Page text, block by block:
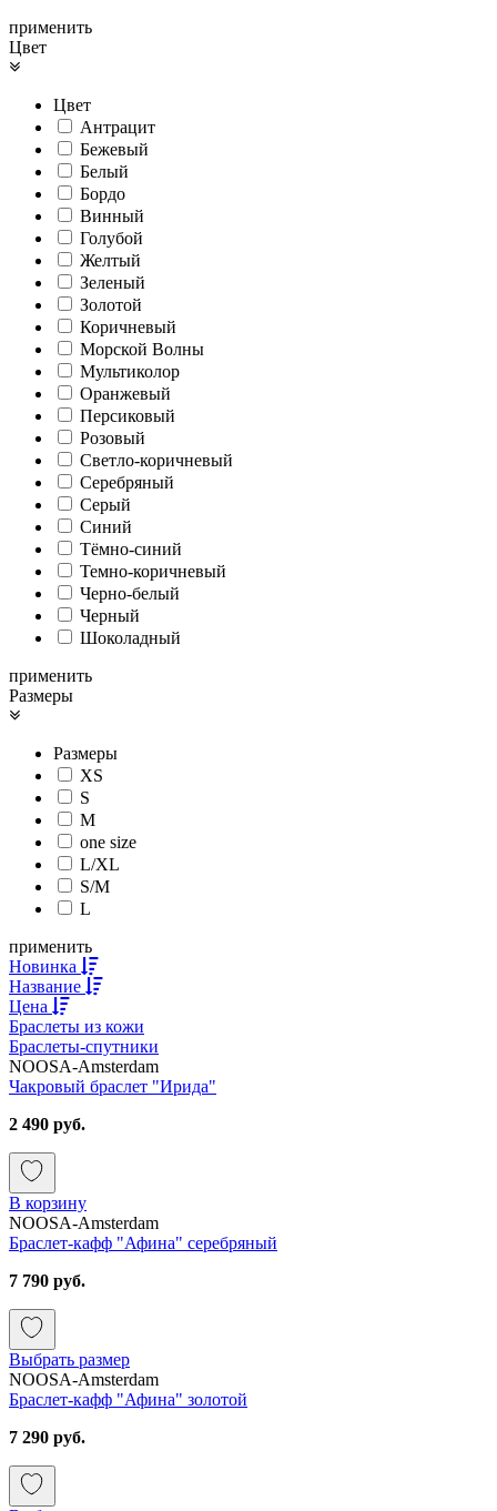
применить
Цвет
Цвет
Антрацит
Бежевый
Белый
Бордо
Винный
Голубой
Желтый
Зеленый
Золотой
Коричневый
Морской Волны
Мультиколор
Оранжевый
Персиковый
Розовый
Светло-коричневый
Серебряный
Серый
Синий
Тёмно-синий
Темно-коричневый
Черно-белый
Черный
Шоколадный
применить
Размеры
Размеры
XS
S
M
one size
L/XL
S/M
L
применить
Новинка
Название
Цена
Браслеты из кожи
Браслеты-спутники
NOOSA-Amsterdam
Чакровый браслет "Ирида"
2 490 руб.
В корзину
NOOSA-Amsterdam
Браслет-кафф "Афина" серебряный
7 790 руб.
Выбрать размер
NOOSA-Amsterdam
Браслет-кафф "Афина" золотой
7 290 руб.